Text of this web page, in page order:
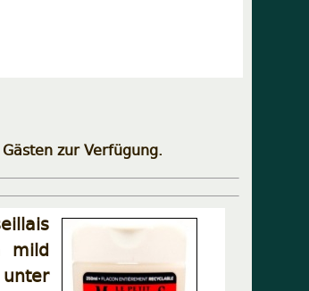
zur Verfügung.
mild